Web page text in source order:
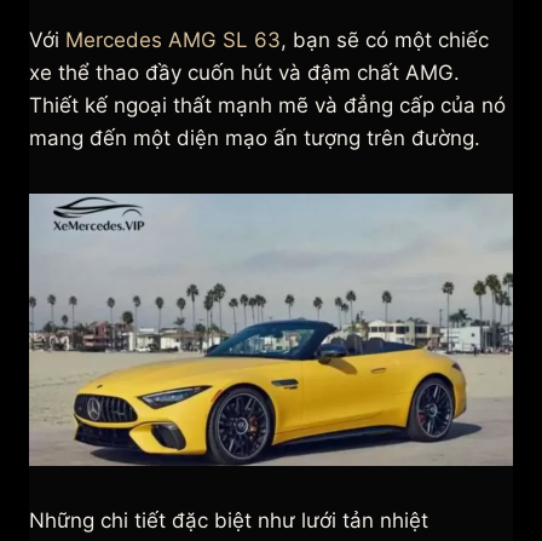
Với Mercedes AMG SL 63, bạn sẽ có một chiếc
xe thể thao đầy cuốn hút và đậm chất AMG.
Thiết kế ngoại thất mạnh mẽ và đẳng cấp của nó
mang đến một diện mạo ấn tượng trên đường.
Những chi tiết đặc biệt như lưới tản nhiệt